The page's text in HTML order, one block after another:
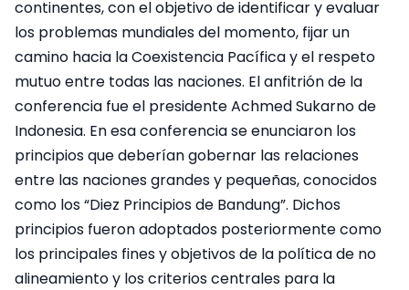
continentes, con el objetivo de identificar y evaluar
los problemas mundiales del momento, fijar un
camino hacia la Coexistencia Pacífica y el respeto
mutuo entre todas las naciones. El anfitrión de la
conferencia fue el presidente Achmed Sukarno de
Indonesia. En esa conferencia se enunciaron los
principios que deberían gobernar las relaciones
entre las naciones grandes y pequeñas, conocidos
como los “Diez Principios de Bandung”. Dichos
principios fueron adoptados posteriormente como
los principales fines y objetivos de la política de no
alineamiento y los criterios centrales para la